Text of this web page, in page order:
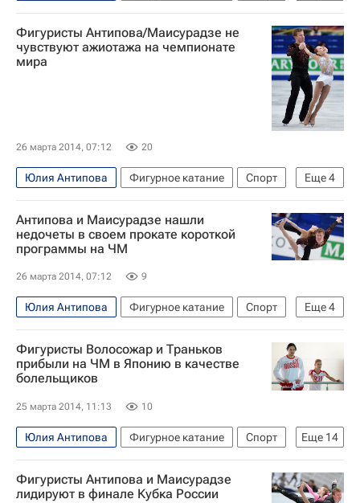
Александр Горшков (хоккей)
Фигуристы Антипова/Маисурадзе не
чувствуют ажиотажа на чемпионате
мира
26 марта 2014, 07:12 20
Еще4
Юлия Антипова Фигурное катание
Спорт
Мультимедийный спортивный пакет
Чемпионат мира по фигурному катанию в японском городе Сайтама
Чемпионат мира по фигурному катанию
Нодари Маисурадзе
Антипова и Маисурадзе нашли
недочеты в своем прокате короткой
программы на ЧМ
26 марта 2014, 07:12 9
Еще4
Юлия Антипова Фигурное катание
Спорт
Мультимедийный спортивный пакет
Чемпионат мира по фигурному катанию в японском городе Сайтама
Чемпионат мира по фигурному катанию
Нодари Маисурадзе
Фигуристы Волосожар и Траньков
прибыли на ЧМ в Японию в качестве
болельщиков
25 марта 2014, 11:13 10
Еще 14
Юлия Антипова Фигурное катание
Спорт
Чемпионат мира по фигурному катанию в японском городе Сайтама
Чемпионат мира по фигурному катанию
Фигуристы Антипова и Маисурадзе
лидируют в финале Кубка России